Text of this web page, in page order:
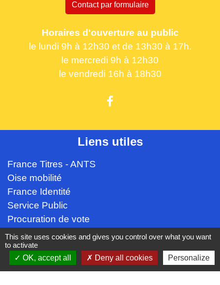
Contact par formulaire
Horaires d'ouverture au public
le lundi 9h à 12h30 et de 13h30 à 17h.
le mercredi 9h à 12h30
le vendredi 16h à 18h30
Liens utiles
France Titres - ANTS
Oise mobilité
France Identité
Service Public
Procuration de vote
Partenaires institutionnels
CC Oise Picarde
This site uses cookies and gives you control over what you want
to activate
OK, accept all
Deny all cookies Personalize